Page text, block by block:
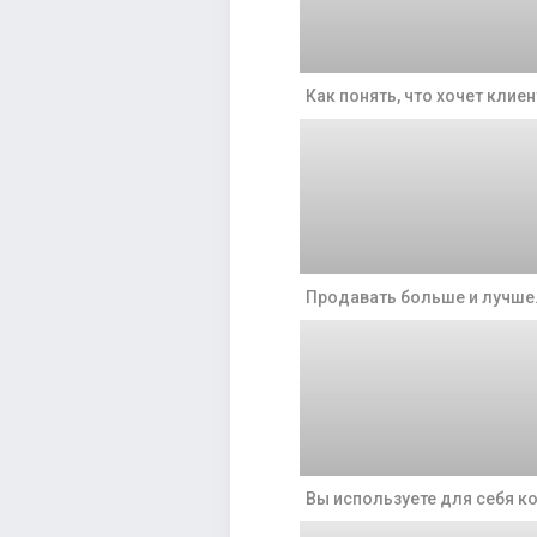
Как понять, что хочет
Продавать больше и лучше.
Вы используете для себя